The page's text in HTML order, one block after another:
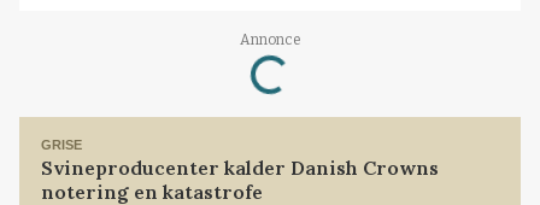
Annonce
Loading...
GRISE
Svineproducenter kalder Danish Crowns
notering en katastrofe